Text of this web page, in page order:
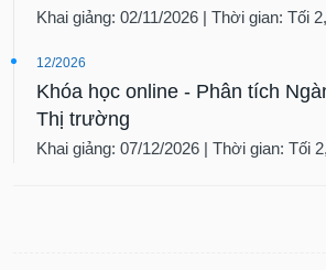
Khai giảng: 02/11/2026 | Thời gian: Tối
12/2026
Khóa học online - Phân tích
Thị trường
Khai giảng: 07/12/2026 | Thời gian: Tối